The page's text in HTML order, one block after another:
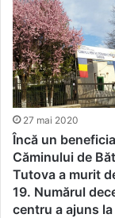
27 mai 2020
Încă un
Căminului de
Tutova a murit
19. Numărul
centru a ajuns la